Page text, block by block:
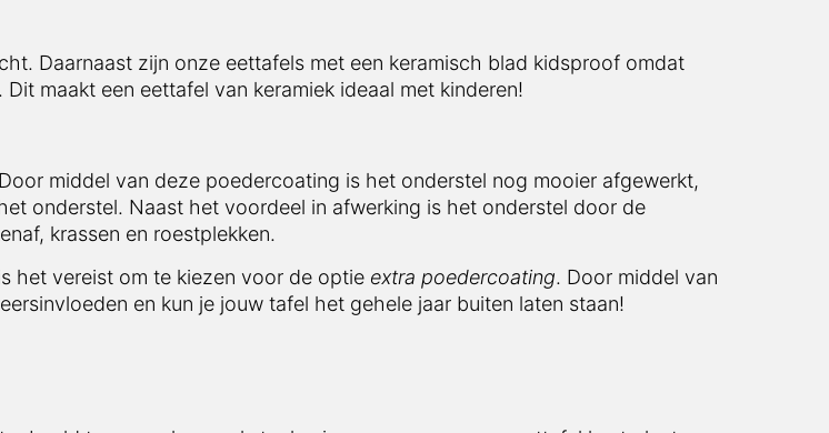
zijn onze eettafels met een keramisch blad kidsproof omdat keramiek
eettafel van keramiek ideaal met kinderen!
middel van deze poedercoating is het onderstel nog mooier afgewerkt, doordat
Naast het voordeel in afwerking is het onderstel door de poedercoating ook
vereist om te kiezen voor de optieextra poedercoating. Door middel van deze
en kun je jouw tafel het gehele jaar buiten laten staan!